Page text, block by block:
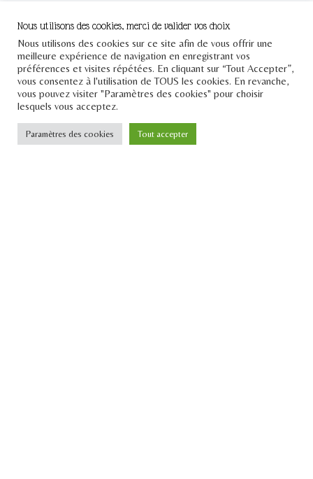
Nous utilisons des cookies, merci de valider vos choix
Nous utilisons des cookies sur ce site afin de vous offrir une
meilleure expérience de navigation en enregistrant vos
préférences et visites répétées. En cliquant sur “Tout Accepter”,
vous consentez à l'utilisation de TOUS les cookies. En revanche,
vous pouvez visiter "Paramètres des cookies" pour choisir
lesquels vous acceptez.
Paramètres des cookies Tout accepter